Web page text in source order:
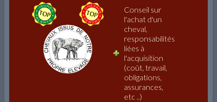
Conseil sur
l'achat d'un
cheval,
responsabilités
liées à
l'acquisition
(coût, travail,
obligations,
assurances,
etc ..)